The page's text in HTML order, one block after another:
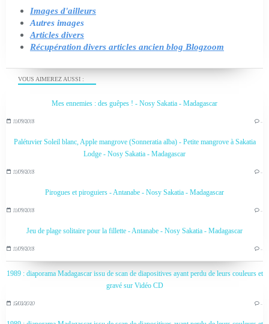
VOUS AIMEREZ AUSSI :
Mes ennemies : des guêpes ! - Nosy Sakatia - Madagascar
11/09/2018 …
Palétuvier Soleil blanc, Apple mangrove (Sonneratia alba) - Petite mangrove à Sakatia
Lodge - Nosy Sakatia - Madagascar
11/09/2018 …
Pirogues et piroguiers - Antanabe - Nosy Sakatia - Madagascar
11/09/2018 …
Jeu de plage solitaire pour la fillette - Antanabe - Nosy Sakatia - Madagascar
11/09/2018 …
1989 : diaporama Madagascar issu de scan de diapositives ayant perdu de leurs couleurs et
gravé sur Vidéo CD
15/03/2020 …
Images d'ailleurs
Autres images
Articles divers
Récupération divers articles ancien blog Blogzoom